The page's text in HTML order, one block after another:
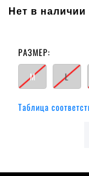
Нет в наличии
РАЗМЕР:
M
L
Таблица